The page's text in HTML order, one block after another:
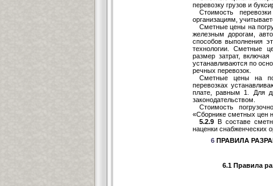
перевозку грузов и
Стоимость
организациям,
Сметные цены на
железным дорогам,
способов выполнения
технологии. Сметные
размер затрат,
устанавливаются по
речных перевозок.
Сметные цены на
перевозках
плате, равным 1
Для
законодательством.
Стоимость
«Сборнике сметных цен
5.2.9 В составе
наценки снабженческих
6ПРАВИЛА
6.1 Правила